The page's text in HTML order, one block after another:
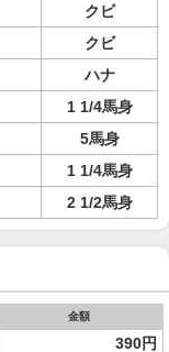
クビ
クビ
ハナ
1 1/4馬身
5馬身
1 1/4馬身
2 1/2馬身
金額
390円